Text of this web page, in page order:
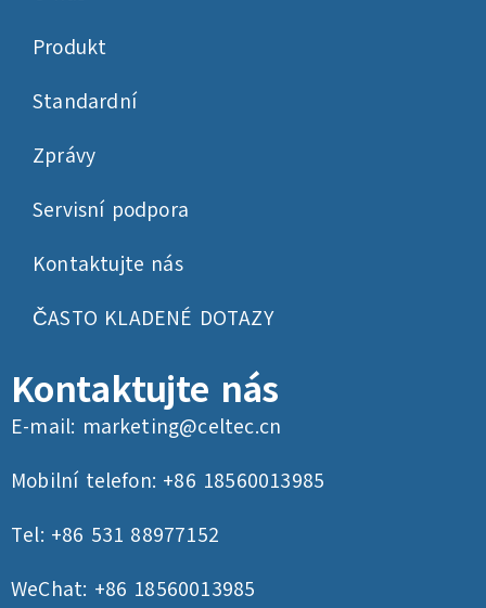
Produkt
Standardní
Zprávy
Servisní podpora
Kontaktujte nás
ČASTO KLADENÉ DOTAZY
Kontaktujte nás
E-mail: marketing@celtec.cn
Mobilní telefon: +86 18560013985
Tel: +86 531 88977152
WeChat: +86 18560013985